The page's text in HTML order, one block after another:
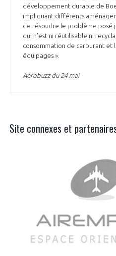
développement durable de
impliquant différents
de résoudre le problème posé
qui n’est ni réutilisable ni
consommation de carburant et
équipages ».
Aerobuzz du 24 mai
Site connexes et